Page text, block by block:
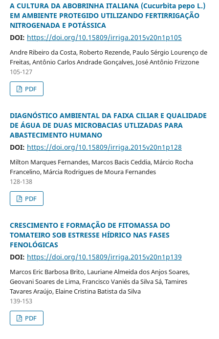
A CULTURA DA ABOBRINHA ITALIANA (Cucurbita pepo L.)
EM AMBIENTE PROTEGIDO UTILIZANDO FERTIRRIGAÇÃO
NITROGENADA E POTÁSSICA
DOI: https://doi.org/10.15809/irriga.2015v20n1p105
Andre Ribeiro da Costa, Roberto Rezende, Paulo Sérgio Lourenço de
Freitas, Antônio Carlos Andrade Gonçalves, José Antônio Frizzone
105-127
PDF
DIAGNÓSTICO AMBIENTAL DA FAIXA CILIAR E QUALIDADE
DE ÁGUA DE DUAS MICROBACIAS UTLIZADAS PARA
ABASTECIMENTO HUMANO
DOI: https://doi.org/10.15809/irriga.2015v20n1p128
Milton Marques Fernandes, Marcos Bacis Ceddia, Márcio Rocha
Francelino, Márcia Rodrigues de Moura Fernandes
128-138
PDF
CRESCIMENTO E FORMAÇÃO DE FITOMASSA DO
TOMATEIRO SOB ESTRESSE HÍDRICO NAS FASES
FENOLÓGICAS
DOI: https://doi.org/10.15809/irriga.2015v20n1p139
Marcos Eric Barbosa Brito, Lauriane Almeida dos Anjos Soares,
Geovani Soares de Lima, Francisco Vaniés da Silva Sá, Tamires
Tavares Araújo, Elaine Cristina Batista da Silva
139-153
PDF